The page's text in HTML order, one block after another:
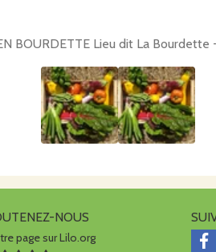
BOURDETTE Lieu dit La Bourdette
NOUS
page sur Lilo.org